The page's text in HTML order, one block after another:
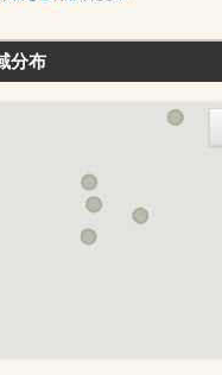
分布